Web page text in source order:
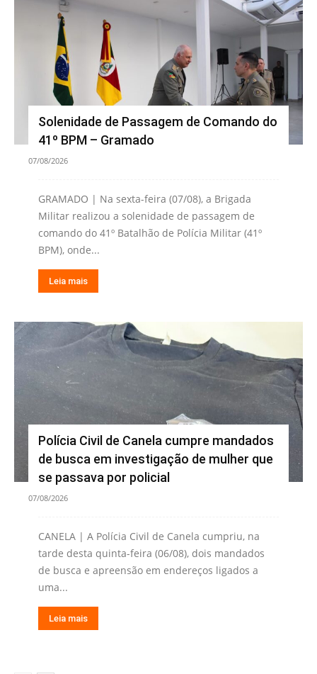
Solenidade de Passagem de Comando do
41º BPM – Gramado
07/08/2026
GRAMADO | Na sexta-feira (07/08), a Brigada
Militar realizou a solenidade de passagem de
comando do 41º Batalhão de Polícia Militar (41º
BPM), onde...
Leia mais
Polícia Civil de Canela cumpre mandados
de busca em investigação de mulher que
se passava por policial
07/08/2026
CANELA | A Polícia Civil de Canela cumpriu, na
tarde desta quinta-feira (06/08), dois mandados
de busca e apreensão em endereços ligados a
uma...
Leia mais